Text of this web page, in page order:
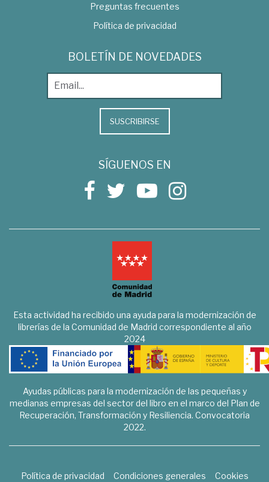
Preguntas frecuentes
Política de privacidad
BOLETÍN DE NOVEDADES
SUSCRIBIRSE
SÍGUENOS EN
Esta actividad ha recibido una ayuda para la modernización de
librerías de la Comunidad de Madrid correspondiente al año
2024
Ayudas públicas para la modernización de las pequeñas y
medianas empresas del sector del libro en el marco del Plan de
Recuperación, Transformación y Resiliencia. Convocatoria
2022.
Política de privacidad Condiciones generales
Cookies